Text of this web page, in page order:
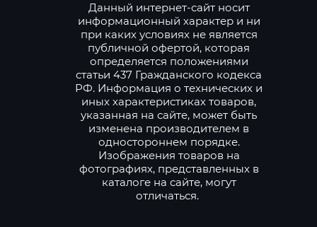
Данный интернет-сайт носит
информационный характер и ни
при каких условиях не является
публичной офертой, которая
определяется положениями
статьи 437 Гражданского кодекса
РФ. Информация о технических и
иных характеристиках товаров,
указанная на сайте, может быть
изменена производителем в
одностороннем порядке.
Изображения товаров на
фотографиях, представленных в
каталоге на сайте, могут
отличаться.